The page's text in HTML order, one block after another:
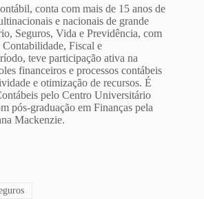
conta com mais de 15 anos de
e nacionais de grande
Seguros, Vida e Previdência, com
Contabilidade, Fiscal e
teve participação ativa na
financeiros e processos contábeis
e otimização de recursos. É
pelo Centro Universitário
pós-graduação em Finanças pela
Mackenzie.